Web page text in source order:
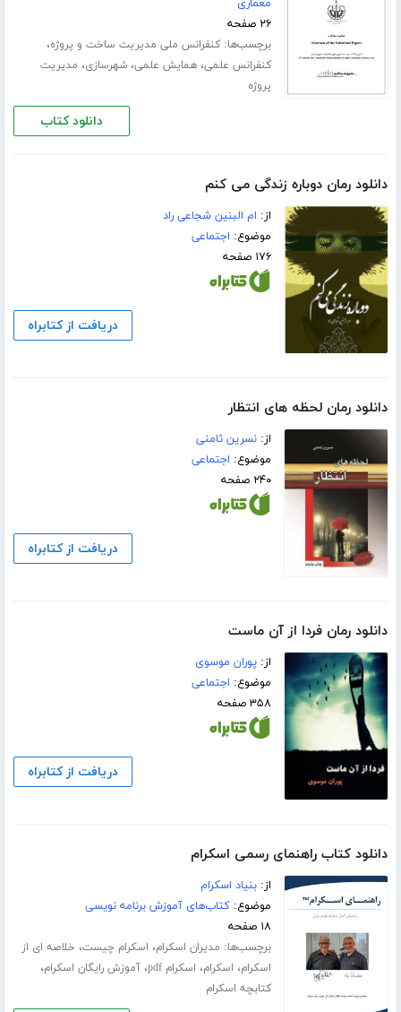
معماری
۲۶ صفحه
برچسب‌ها:کنفرانس ملی مدیریت ساخت و پروژه،
کنفرانس علمی،همایش علمی،شهرسازی، مدیریت
پروژه
دانلود کتاب
دانلود رمان دوباره زندگی می کنم
از: ام البنین شجاعی راد
موضوع: اجتماعی
۱۷۶ صفحه
دریافت از کتابراه
دانلود رمان لحظه های انتظار
از:نسرین ثامنی
موضوع: اجتماعی
۲۴۰ صفحه
دریافت از کتابراه
دانلود رمان فردا از آن ماست
از:پوران موسوی
موضوع: اجتماعی
۳۵۸ صفحه
دریافت از کتابراه
دانلود کتاب راهنمای رسمی اسکرام
از:بنیاد اسکرام
موضوع:کتاب‌های آموزش برنامه نویسی
۱۸ صفحه
برچسب‌ها: مدیران اسکرام، اسکرام چیست، خلاصه ای از
اسکرام، اسکرام، اسکرام pdf ،آموزش رایگان اسکرام،
کتابچه اسکرام